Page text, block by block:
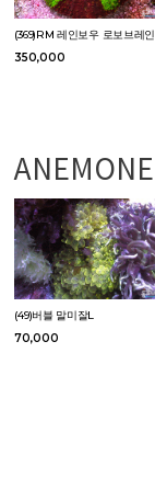
(369)RM 레인보우 로보브레인
350,000
ANEMONE
(49)버블 말미잘L
70,000